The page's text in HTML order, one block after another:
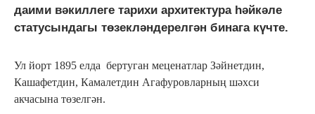
даими вәкиллеге тарихи архитектура һәйкәле
статусындагы төзекләндерелгән бинага күчте.
Ул йорт 1895 елда бертуган меценатлар Зәйнетдин,
Кашафетдин, Камалетдин Агафуровларның шәхси
акчасына төзелгән.